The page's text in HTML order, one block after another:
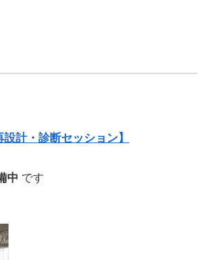
設計・診断セッション】
中 です